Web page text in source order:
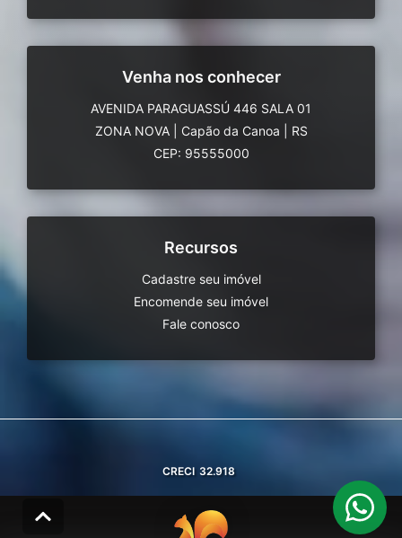
Venha nos conhecer
AVENIDA PARAGUASSÚ 446 SALA 01
ZONA NOVA
Capão da Canoa
RS
CEP: 95555000
Recursos
Cadastre seu imóvel
Encomende seu imóvel
Fale conosco
CRECI 32.918